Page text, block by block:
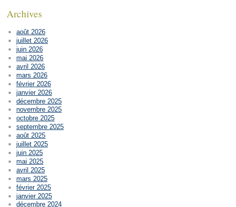
Archives
août 2026
juillet 2026
juin 2026
mai 2026
avril 2026
mars 2026
février 2026
janvier 2026
décembre 2025
novembre 2025
octobre 2025
septembre 2025
août 2025
juillet 2025
juin 2025
mai 2025
avril 2025
mars 2025
février 2025
janvier 2025
décembre 2024